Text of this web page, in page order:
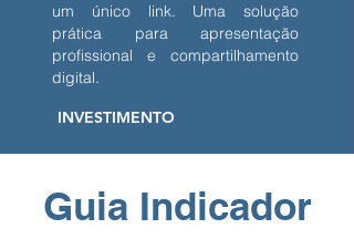
um único link. Uma solução
prática para apresentação
profissional e compartilhamento
digital.
INVESTIMENTO
Guia Indicador